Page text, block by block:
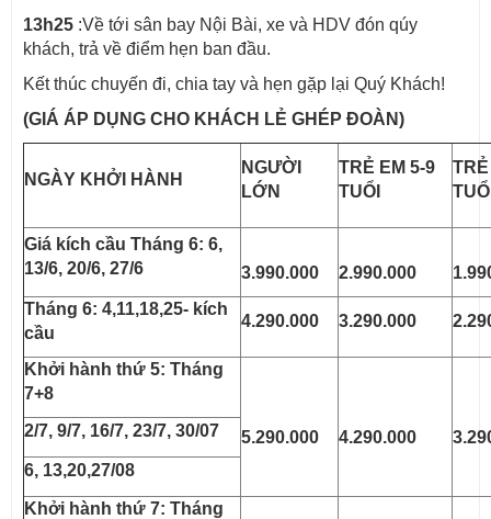
13h25 :Về tới sân bay Nội Bài, xe và HDV đón qúy
khách, trả về điểm hẹn ban đầu.
Kết thúc chuyến đi, chia tay và hẹn gặp lại Quý Khách!
(GIÁ ÁP DỤNG CHO KHÁCH LẺ GHÉP ĐOÀN)
NGÀY KHỞI HÀNH
NGƯỜI
LỚN
TRẺ EM 5-9
TUỔI
Giá kích cầu Tháng 6: 6,
13/6, 20/6, 27/6
3.990.000 2.990.000
Tháng 6: 4,11,18,25- kích
cầu
4.290.000 3.290.000
Khởi hành thứ 5: Tháng
7+8
5.290.000 4.290.000
2/7, 9/7, 16/7, 23/7, 30/07
6, 13,20,27/08
Khởi hành thứ 7: Tháng